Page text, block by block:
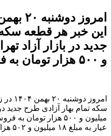
این خبر هر قطعه
و ۵۰۰ هزار تومان به فروش می‌رسد.
امروز
عیار به مبلغ ۱۸ میلیون و ۵۰۲ هزار تومان معامله می‌شود.